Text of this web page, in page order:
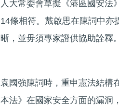
人大常委會草擬《港區國安法
14條相符。戴啟思在陳詞中亦
晰，並毋須專家證供協助詮釋。
袁國強陳詞時，重申憲法結構
本法》在國家安全方面的漏洞